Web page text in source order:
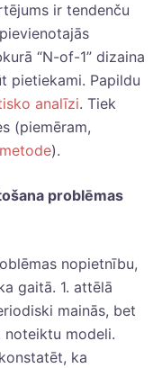
ir tendenču
“N-of-1” dizaina
pietiekami. Papildu
analīzi. Tiek
(piemēram,
).
problēmas
nopietnību,
gaitā. 1. attēlā
mainās, bet
noteiktu modeli.
ka